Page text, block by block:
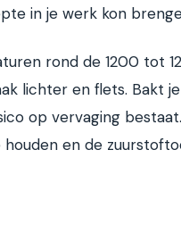
in je werk kon
rond de 1200 tot
lichter en flets. Bakt
op vervaging
en de